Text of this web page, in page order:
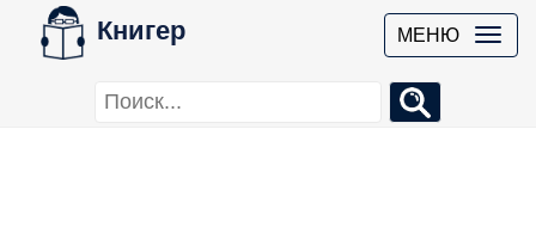
Книгер МЕНЮ